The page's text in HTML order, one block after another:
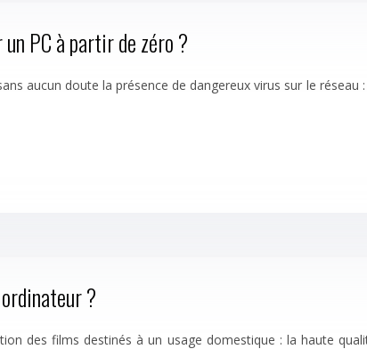
PC à partir de zéro ?
aucun doute la présence de dangereux virus sur le
?
des films destinés à un usage domestique : la haute